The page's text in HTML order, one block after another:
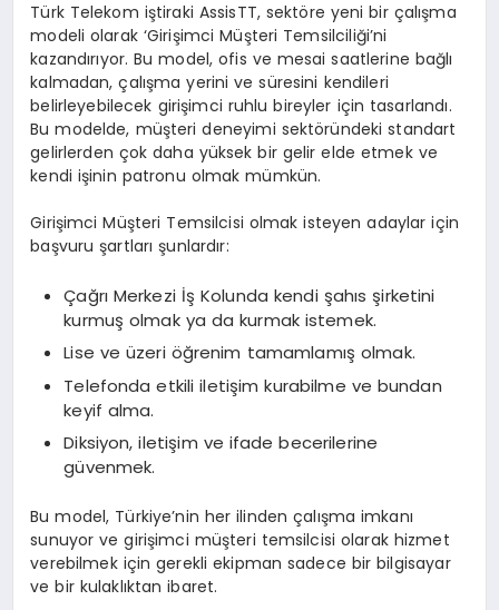
Türk Telekom iştiraki AssisTT, sektöre yeni bir çalışma
modeli olarak ‘Girişimci Müşteri Temsilciliği’ni
kazandırıyor. Bu model, ofis ve mesai saatlerine bağlı
kalmadan, çalışma yerini ve süresini kendileri
belirleyebilecek girişimci ruhlu bireyler için tasarlandı.
Bu modelde, müşteri deneyimi sektöründeki standart
gelirlerden çok daha yüksek bir gelir elde etmek ve
kendi işinin patronu olmak mümkün.
Girişimci Müşteri Temsilcisi olmak isteyen adaylar için
başvuru şartları şunlardır:
Çağrı Merkezi İş Kolunda kendi şahıs şirketini
kurmuş olmak ya da kurmak istemek.
Lise ve üzeri öğrenim tamamlamış olmak.
Telefonda etkili iletişim kurabilme ve bundan
keyif alma.
Diksiyon, iletişim ve ifade becerilerine
güvenmek.
Bu model, Türkiye’nin her ilinden çalışma imkanı
sunuyor ve girişimci müşteri temsilcisi olarak hizmet
verebilmek için gerekli ekipman sadece bir bilgisayar
ve bir kulaklıktan ibaret.